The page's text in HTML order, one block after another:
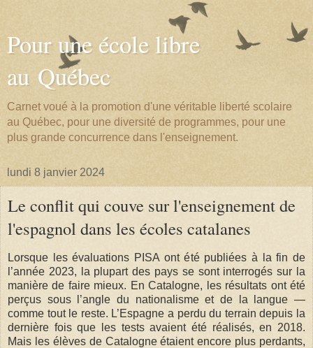
Pour une école libre
au Québec
Carnet voué à la promotion d'une véritable liberté scolaire
au Québec, pour une diversité de programmes, pour une
plus grande concurrence dans l'enseignement.
lundi 8 janvier 2024
Le conflit qui couve sur l'enseignement de
l'espagnol dans les écoles catalanes
Lorsque les évaluations PISA ont été publiées à la fin de
l’année 2023, la plupart des pays se sont interrogés sur la
manière de faire mieux. En Catalogne, les résultats ont été
perçus sous l’angle du nationalisme et de la langue —
comme tout le reste. L’Espagne a perdu du terrain depuis la
dernière fois que les tests avaient été réalisés, en 2018.
Mais les élèves de Catalogne étaient encore plus perdants,